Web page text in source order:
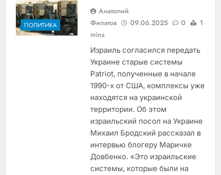
ПОЛИТИКА
Анатолий
Филатов
09.06.2025 0
1
mins
Израиль согласился передать
Украине старые системы
Patriot, полученные в начале
1990-х от США, комплексы уже
находятся на украинской
территории. Об этом
израильский посол на Украине
Михаил Бродский рассказал в
интервью блогеру Маричке
Довбенко. «Это израильские
системы, которые были на